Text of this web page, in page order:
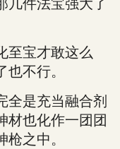
几件法宝强大了
至宝才敢这么
不行。
全是充当融合剂
材也化作一团团
之中。